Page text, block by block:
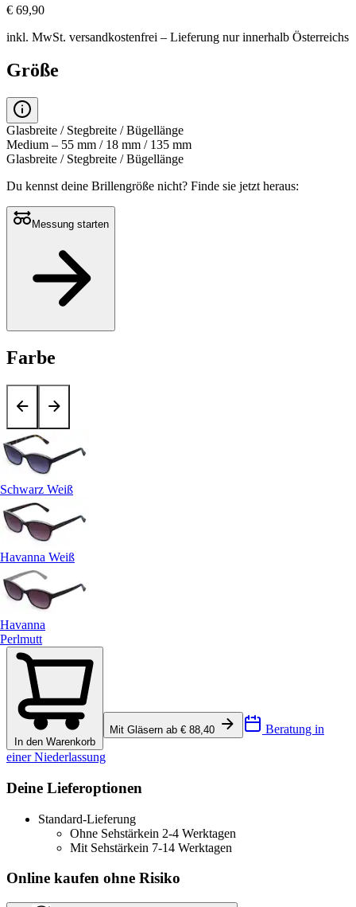
€ 69,90
inkl. MwSt. versandkostenfrei – Lieferung nur innerhalb Österreichs
Größe
Glasbreite / Stegbreite / Bügellänge
Medium – 55 mm / 18 mm / 135 mm
Glasbreite / Stegbreite / Bügellänge
Du kennst deine Brillengröße nicht? Finde sie jetzt heraus:
Messung starten
Farbe
Schwarz Weiß
Havanna Weiß
Havanna
Perlmutt
In den Warenkorb
Mit Gläsern ab € 88,40 Beratung in
einer Niederlassung
Deine Lieferoptionen
Standard-Lieferung
Ohne Sehstärkein 2-4 Werktagen
Mit Sehstärkein 7-14 Werktagen
Online kaufen ohne Risiko